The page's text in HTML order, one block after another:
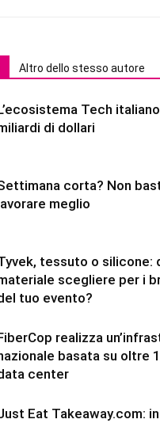
Altro dello stesso autore
Tech
di dollari
corta? Non
meglio
tessuto o silicone:
scegliere per i
tuo evento?
realizza
basata su oltre
center
Eat Takeaway.com: